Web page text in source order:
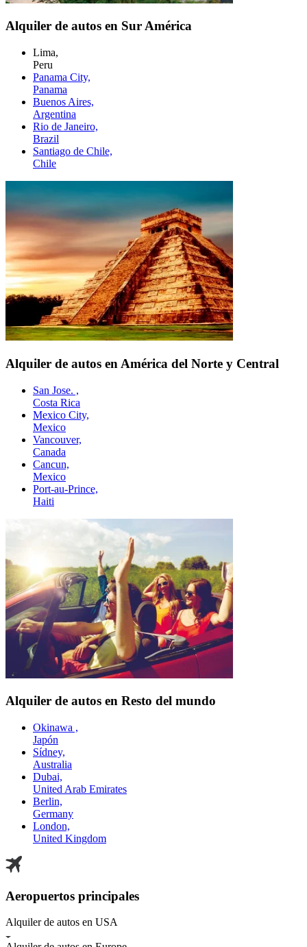
Alquiler de autos en Sur América
Lima,
Peru
Panama City,
Panama
Buenos Aires,
Argentina
Rio de Janeiro,
Brazil
Santiago de Chile,
Chile
Alquiler de autos en América del Norte y Central
San Jose. ,
Costa Rica
Mexico City,
Mexico
Vancouver,
Canada
Cancun,
Mexico
Port-au-Prince,
Haiti
Alquiler de autos en Resto del mundo
Okinawa ,
Japón
Sídney,
Australia
Dubai,
United Arab Emirates
Berlin,
Germany
London,
United Kingdom
Aeropuertos principales
Alquiler de autos en USA